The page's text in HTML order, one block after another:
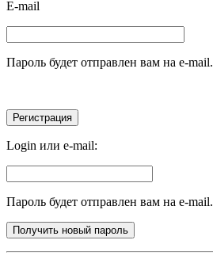
E-mail
Пароль будет отправлен вам на e-mail.
Login или e-mail:
Пароль будет отправлен вам на e-mail.